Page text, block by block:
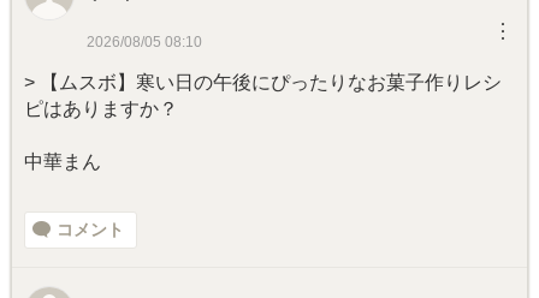
2026/08/05 08:10 ︙
> 【ムスボ】寒い日の午後にぴったりなお菓子作りレシ
ピはありますか？
中華まん
コメント